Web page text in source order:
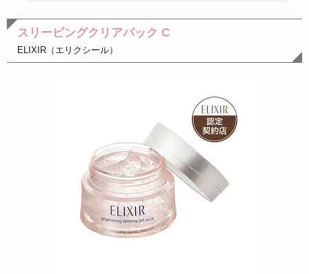
スリーピングクリアパック C
ELIXIR（エリクシール）